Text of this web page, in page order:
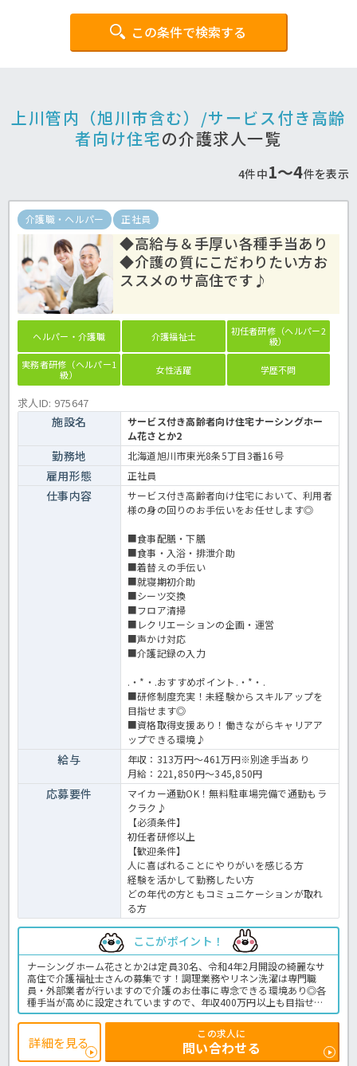
この条件で検索する
上川管内（旭川市含む）/サービス付き高齢
者向け住宅の介護求人一覧
4件中1〜4件を表示
介護職・ヘルパー 正社員
◆高給与＆手厚い各種手当あり
◆介護の質にこだわりたい方お
ススメのサ高住です♪
ヘルパー・介護職 介護福祉士
初任者研修（ヘルパー2
級）
実務者研修（ヘルパー1
級）
女性活躍 学歴不問
求人ID: 975647
施設名
サービス付き高齢者向け住宅ナーシングホー
ム花さとか2
勤務地 北海道旭川市東光8条5丁目3番16号
雇用形態 正社員
仕事内容
サービス付き高齢者向け住宅において、利用者
様の身の回りのお手伝いをお任せします◎
■食事配膳・下膳
■食事・入浴・排泄介助
■着替えの手伝い
■就寝期初介助
■シーツ交換
■フロア清掃
■レクリエーションの企画・運営
■声かけ対応
■介護記録の入力
.・*・.おすすめポイント.・*・.
■研修制度充実！未経験からスキルアップを
目指せます◎
■資格取得支援あり！働きながらキャリアア
ップできる環境♪
給与
年収：313万円～461万円※別途手当あり
月給：221,850円～345,850円
応募要件
マイカー通勤OK！無料駐車場完備で通勤もラ
クラク♪
【必須条件】
初任者研修以上
【歓迎条件】
人に喜ばれることにやりがいを感じる方
経験を活かして勤務したい方
どの年代の方ともコミュニケーションが取れ
る方
ここがポイント！
ナーシングホーム花さとか2は定員30名、令和4年2月開設の綺麗なサ
高住で介護福祉士さんの募集です！調理業務やリネン洗濯は専門職
員・外部業者が行いますので介護のお仕事に専念できる環境あり◎各
種手当が高めに設定されていますので、年収400万円以上も目指せま
す！今よりもお給与UPしたいとお考えの方必見の求人ですよ！お子様
同伴での出勤もできますので、子育て世代の方も働きやすいアットホ
ームな環境です♪詳しい詳細はほっ介護までお問い合わせください。
サ高住での介護業務全般です。
＜介護職 正職員 サービス付き高齢者向け住宅の求人＞
詳細を見る
この求人に
問い合わせる